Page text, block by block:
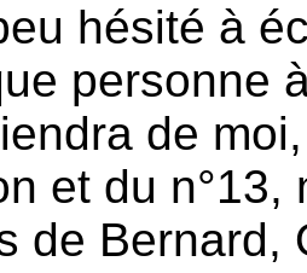
hésité à
personne
de
et du
de Bernard,